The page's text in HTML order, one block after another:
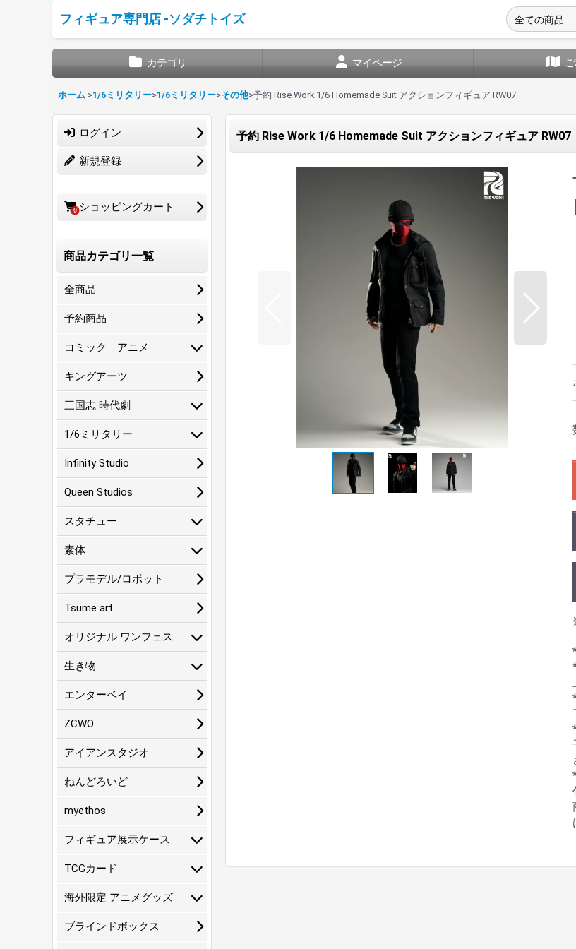
フィギュア専門店 -ソダチトイズ
カテゴリ マイページ
ホーム >1/6ミリタリー>1/6ミリタリー>その他>予約 Rise Work 1/6 Homemade Suit アクションフィギュア RW07
ログイン
新規登録
0 ショッピングカート
商品カテゴリ一覧
全商品
予約商品
コミック アニメ
キングアーツ
三国志 時代劇
1/6ミリタリー
Infinity Studio
Queen Studios
スタチュー
素体
プラモデル/ロボット
Tsume art
オリジナル ワンフェス
生き物
エンターベイ
ZCWO
アイアンスタジオ
ねんどろいど
myethos
フィギュア展示ケース
TCGカード
海外限定 アニメグッズ
ブラインドボックス
予約 Rise Work 1/6 Homemade Suit アクションフィギュア RW07